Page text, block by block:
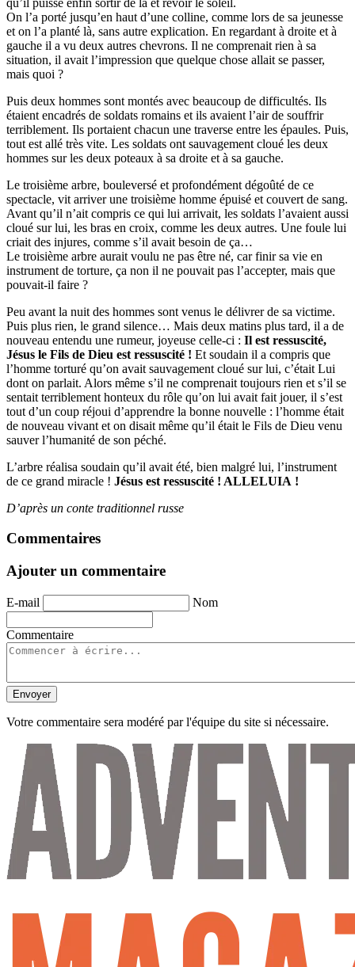
On l’a porté jusqu’en haut d’une colline, comme lors de sa jeunesse
et on l’a planté là, sans autre explication. En regardant à droite et à
gauche il a vu deux autres chevrons. Il ne comprenait rien à sa
situation, il avait l’impression que quelque chose allait se passer,
mais quoi ?
Puis deux hommes sont montés avec beaucoup de difficultés. Ils
étaient encadrés de soldats romains et ils avaient l’air de souffrir
terriblement. Ils portaient chacun une traverse entre les épaules. Puis,
tout est allé très vite. Les soldats ont sauvagement cloué les deux
hommes sur les deux poteaux à sa droite et à sa gauche.
Le troisième arbre, bouleversé et profondément dégoûté de ce
spectacle, vit arriver une troisième homme épuisé et couvert de sang.
Avant qu’il n’ait compris ce qui lui arrivait, les soldats l’avaient aussi
cloué sur lui, les bras en croix, comme les deux autres. Une foule lui
criait des injures, comme s’il avait besoin de ça…
Le troisième arbre aurait voulu ne pas être né, car finir sa vie en
instrument de torture, ça non il ne pouvait pas l’accepter, mais que
pouvait-il faire ?
Peu avant la nuit des hommes sont venus le délivrer de sa victime.
Puis plus rien, le grand silence… Mais deux matins plus tard, il a de
nouveau entendu une rumeur, joyeuse celle-ci : Il est ressuscité,
Jésus le Fils de Dieu est ressuscité ! Et soudain il a compris que
l’homme torturé qu’on avait sauvagement cloué sur lui, c’était Lui
dont on parlait. Alors même s’il ne comprenait toujours rien et s’il se
sentait terriblement honteux du rôle qu’on lui avait fait jouer, il s’est
tout d’un coup réjoui d’apprendre la bonne nouvelle : l’homme était
de nouveau vivant et on disait même qu’il était le Fils de Dieu venu
sauver l’humanité de son péché.
L’arbre réalisa soudain qu’il avait été, bien malgré lui, l’instrument
de ce grand miracle ! Jésus est ressuscité ! ALLELUIA !
D’après un conte traditionnel russe
Commentaires
Ajouter un commentaire
E-mail Nom
Commentaire
Envoyer
Votre commentaire sera modéré par l'équipe du site si nécessaire.